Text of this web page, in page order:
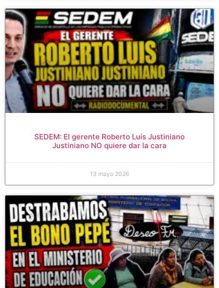
SEDEM: El gerente Roberto Luis Justiniano
Justiniano NO quiere dar la cara
13 mayo 2026